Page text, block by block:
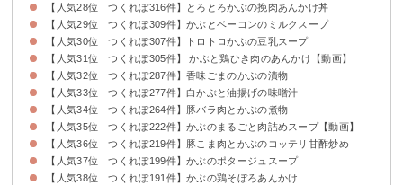
【人気28位｜つくれぽ316件】とろとろかぶの挽肉あんかけ丼
【人気29位｜つくれぽ309件】かぶとベーコンのミルクスープ
【人気30位｜つくれぽ307件】トロトロかぶの豆乳スープ
【人気31位｜つくれぽ305件】 かぶと鶏ひき肉のあんかけ【動画】
【人気32位｜つくれぽ287件】香味ごまのかぶの漬物
【人気33位｜つくれぽ277件】白かぶと油揚げの味噌汁
【人気34位｜つくれぽ264件】豚バラ肉とかぶの煮物
【人気35位｜つくれぽ222件】かぶのまるごと肉詰めスープ【動画】
【人気36位｜つくれぽ219件】豚こま肉とかぶのコッテリ甘酢炒め
【人気37位｜つくれぽ199件】かぶのポタージュスープ
【人気38位｜つくれぽ191件】かぶの鶏そぼろあんかけ